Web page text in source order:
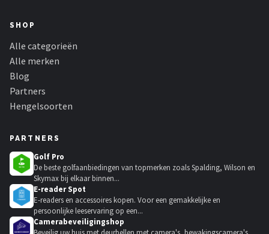
SHOP
Alle categorieën
Alle merken
Blog
Partners
Hengelsoorten
PARTNERS
Golf Pro
De beste golfaanbiedingen van topmerken zoals Spalding, Wilson en
Skymax bij elkaar binnen...
E-reader Spot
E-readers en accessoires kopen. Voor een gemakkelijke en
persoonlijke leeservaring op een...
Camerabeveiligingshop